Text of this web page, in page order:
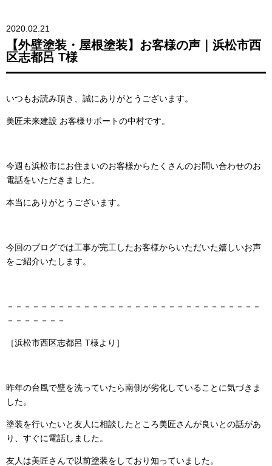
2020.02.21
【外壁塗装・屋根塗装】お客様の声｜浜松市西
区志都呂 T様
いつもお読み頂き、誠にありがとうございます。
美匠未来建設 お客様サポートの中村です。
今週も浜松市にお住まいのお客様からたくさんのお問い合わせのお
電話をいただきました。
本当にありがとうございます。
今回のブログでは工事が完工したお客様からいただいた嬉しいお声
をご紹介いたします。
－－－－－－－－－－－－－－－－－－－－－－－－－－－－－－
－－－－－－－
［浜松市西区志都呂 T様より］
昨年の台風で壁を洗っていたら南側が劣化していることに気づきま
した。
塗装を行いたいと友人に相談したところ美匠さんが良いとの話があ
り、すぐに電話しました。
友人は美匠さんで以前塗装をしており知っていました。